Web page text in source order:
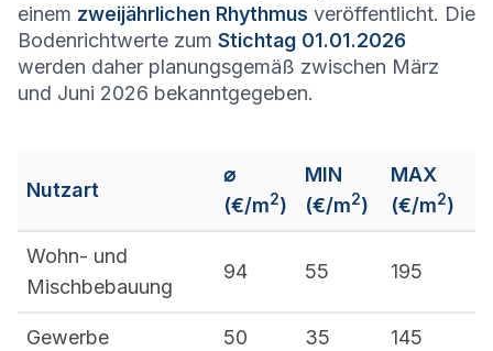
einem zweijährlichen Rhythmus veröffentlicht. Die
Bodenrichtwerte zum Stichtag 01.01.2026
werden daher planungsgemäß zwischen März
und Juni 2026 bekanntgegeben.
Nutzart
⌀
(€/m2)
MIN
(€/m2)
MAX
(€/m2)
Wohn- und
Mischbebauung
94 55 195
Gewerbe 50 35 145